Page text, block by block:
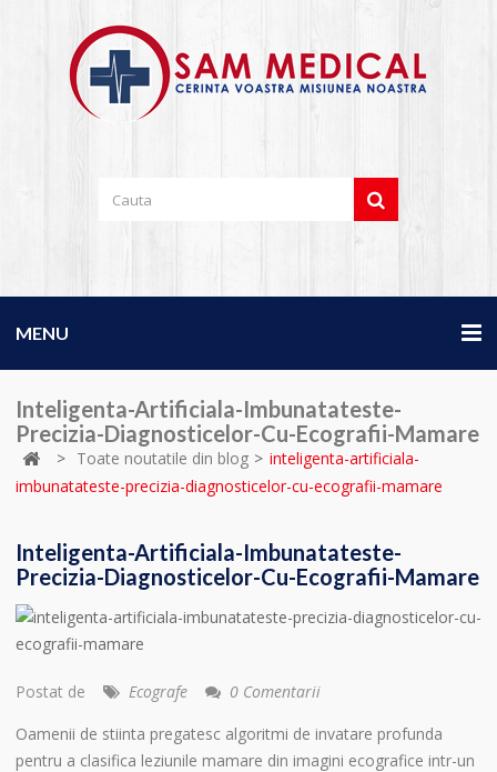
MENU
Inteligenta-Artificiala-Imbunatateste-
Precizia-Diagnosticelor-Cu-Ecografii-Mamare
> Toate noutatile din blog > inteligenta-artificiala-
imbunatateste-precizia-diagnosticelor-cu-ecografii-mamare
Inteligenta-Artificiala-Imbunatateste-
Precizia-Diagnosticelor-Cu-Ecografii-Mamare
Postat de Ecografe
0 Comentarii
Oamenii de stiinta pregatesc algoritmi de invatare profunda
pentru a clasifica leziunile mamare din imagini ecografice intr-un